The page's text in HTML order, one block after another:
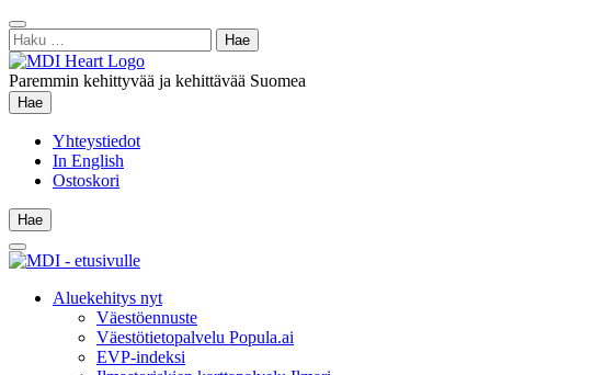
Siirry
sisältöön
Sulje
hae
Haku:
Paremmin kehittyvää ja kehittävää Suomea
Hae
Hae
Yhteystiedot
In English
Ostoskori
Hae
Hae
Main
Menu
Aluekehitys nyt
Väestöennuste
Väestötietopalvelu Popula.ai
EVP-indeksi